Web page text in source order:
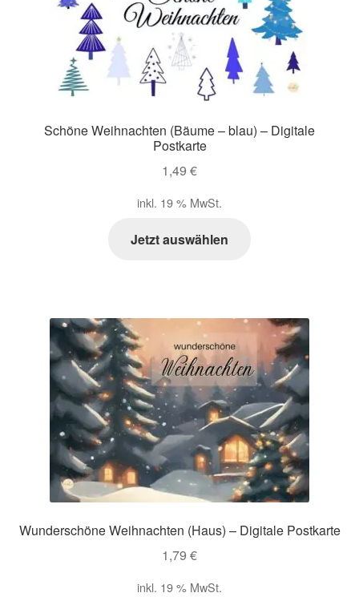
Schöne Weihnachten (Bäume – blau) – Digitale
Postkarte
1,49 €
inkl. 19 % MwSt.
Jetzt auswählen
Wunderschöne Weihnachten (Haus) – Digitale Postkarte
1,79 €
inkl. 19 % MwSt.